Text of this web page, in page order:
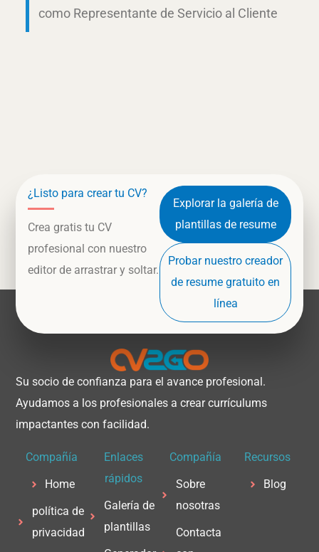
como Representante de Servicio al Cliente
¿Listo para crear tu CV?
Crea gratis tu CV
profesional con nuestro
editor de arrastrar y soltar.
Explorar la galería de
plantillas de resume
Probar nuestro creador
de resume gratuito en
línea
Su socio de confianza para el avance profesional.
Ayudamos a los profesionales a crear currículums
impactantes con facilidad.
Compañía
Home
política de
privacidad
Enlaces
rápidos
Galería de
plantillas
Compañía
Sobre
nosotras
Contacta
Recursos
Blog